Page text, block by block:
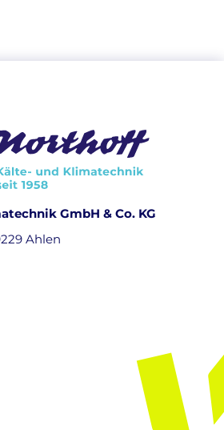
GmbH & Co. KG
Ahlen
Kundenbewertungen und Erfahrungen zu